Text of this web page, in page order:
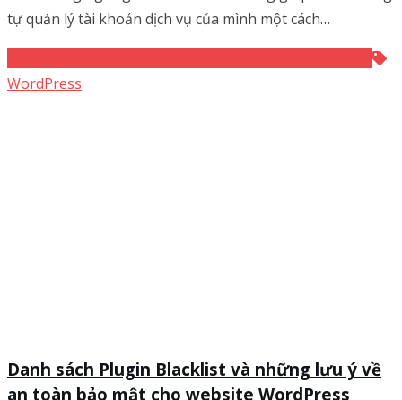
tự quản lý tài khoản dịch vụ của mình một cách…
WordPress
Danh sách Plugin Blacklist và những lưu ý về
an toàn bảo mật cho website WordPress